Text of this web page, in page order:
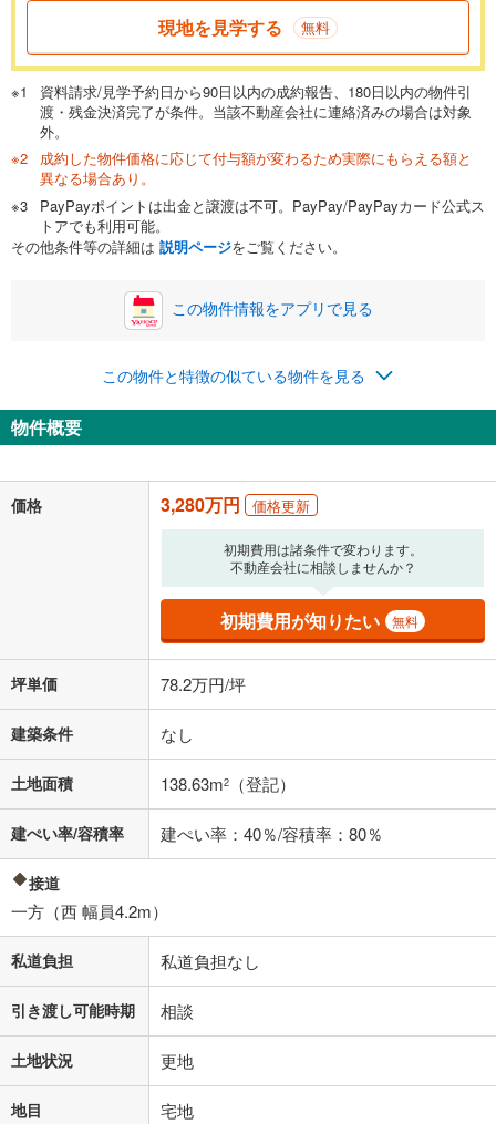
現地を見学する 無料
資料請求/見学予約日から90日以内の成約報告、180日以内の物件引
渡・残金決済完了が条件。当該不動産会社に連絡済みの場合は対象
外。
成約した物件価格に応じて付与額が変わるため実際にもらえる額と
異なる場合あり。
PayPayポイントは出金と譲渡は不可。PayPay/PayPayカード公式ス
トアでも利用可能。
その他条件等の詳細は 説明ページをご覧ください。
この物件情報をアプリで見る
この物件と特徴の似ている物件を見る
物件概要
価格 3,280万円 価格更新
初期費用は諸条件で変わります。
不動産会社に相談しませんか？
初期費用が知りたい 無料
坪単価 78.2万円/坪
建築条件 なし
土地面積 138.63m2 （登記）
建ぺい率/容積率 建ぺい率：40％/容積率：80％
接道
一方（西 幅員4.2m）
私道負担 私道負担なし
引き渡し可能時期 相談
土地状況 更地
地目 宅地